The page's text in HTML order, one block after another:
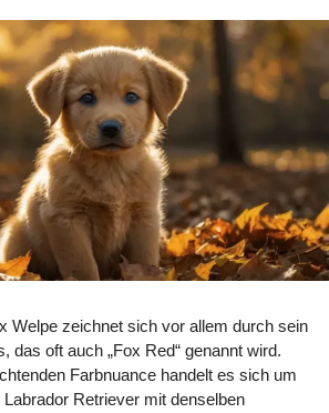
Welpe zeichnet sich vor allem durch sein
das oft auch „Fox Red“ genannt wird.
Farbnuance handelt es sich um
Retriever mit denselben